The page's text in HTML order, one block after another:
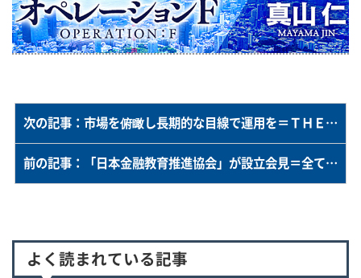
次の記事：市場を俯瞰し長期的な目線で運用を＝ＴＨＥＯが投資家向けにリポート
前の記事：「日本金融教育推進協会」が設立会見＝全ての人に金融教育を－若手や学生が運営
よく読まれている記事